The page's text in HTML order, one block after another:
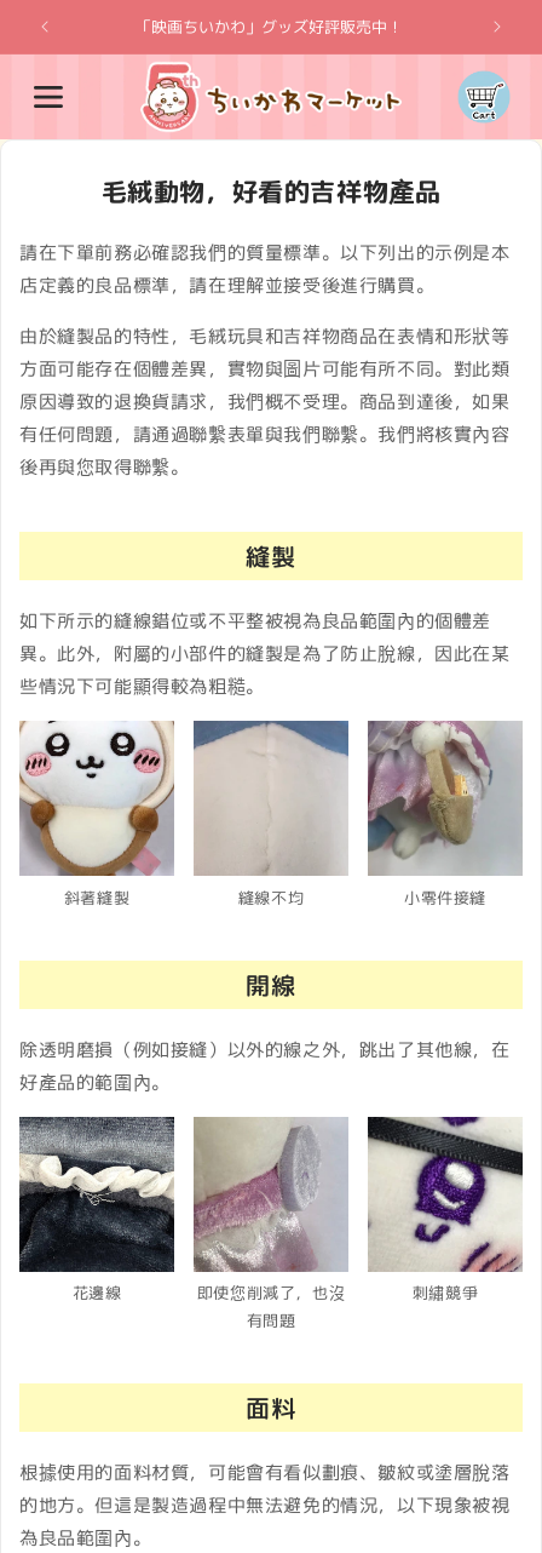
跳至內
容
「映画ちいかわ」グッズ好評販売中！ 「吉伊
購
物
車
毛絨動物，好看的吉祥物產品
請在下單前務必確認我們的質量標準。以下列出的示例是本
店定義的良品標準，請在理解並接受後進行購買。
由於縫製品的特性，毛絨玩具和吉祥物商品在表情和形狀等
方面可能存在個體差異，實物與圖片可能有所不同。對此類
原因導致的退換貨請求，我們概不受理。商品到達後，如果
有任何問題，請通過聯繫表單與我們聯繫。我們將核實內容
後再與您取得聯繫。
縫製
如下所示的縫線錯位或不平整被視為良品範圍內的個體差
異。此外，附屬的小部件的縫製是為了防止脫線，因此在某
些情況下可能顯得較為粗糙。
斜著縫製 縫線不均 小零件接縫
開線
除透明磨損（例如接縫）以外的線之外，跳出了其他線，在
好產品的範圍內。
花邊線
即使您削減了，也沒
有問題
刺繡競爭
面料
根據使用的面料材質，可能會有看似劃痕、皺紋或塗層脫落
的地方。但這是製造過程中無法避免的情況，以下現象被視
為良品範圍內。